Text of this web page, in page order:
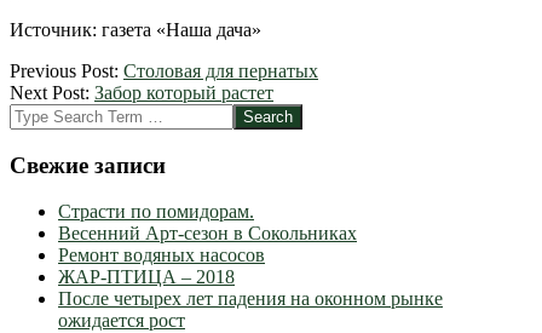
Источник: газета «Наша дача»
2012-
03-
29
Previous Post: Столовая для пернатых
Next Post: Забор который растет
Search
Свежие записи
Страсти по помидорам.
Весенний Арт-сезон в Сокольниках
Ремонт водяных насосов
ЖАР-ПТИЦА – 2018
После четырех лет падения на оконном рынке
ожидается рост